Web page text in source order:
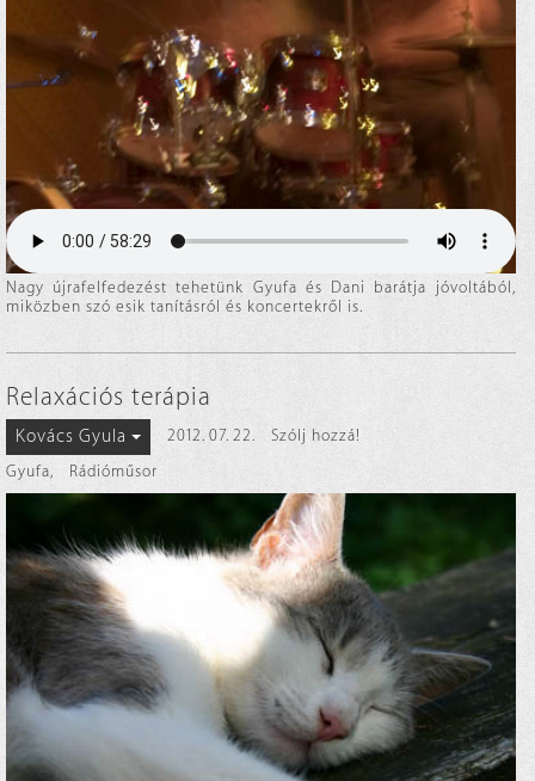
Nagy újrafelfedezést tehetünk Gyufa és Dani barátja jóvoltából,
miközben szó esik tanításról és koncertekről is.
Relaxációs terápia
Kovács Gyula 2012. 07. 22.
Szólj hozzá!
Gyufa, Rádióműsor